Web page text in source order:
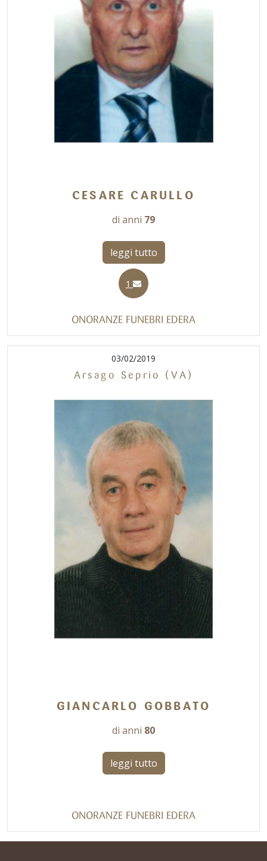
CESARE CARULLO
di anni 79
leggi tutto
1
ONORANZE FUNEBRI EDERA
03/02/2019
Arsago Seprio (VA)
GIANCARLO GOBBATO
di anni 80
leggi tutto
ONORANZE FUNEBRI EDERA